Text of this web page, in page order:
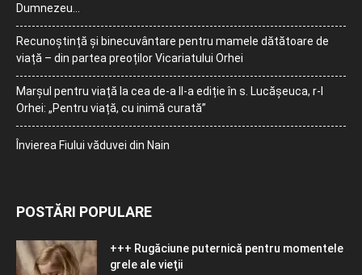
Dumnezeu…
Recunoștință și binecuvântare pentru mamele dătătoare de
viață – din partea preoților Vicariatului Orhei
Marșul pentru viață la cea de-a II-a ediție în s. Lucășeuca, r-l
Orhei: „Pentru viață, cu inimă curată”
Învierea Fiului văduvei din Nain
POSTĂRI POPULARE
+++ Rugăciune puternică pentru momentele
grele ale vieţii